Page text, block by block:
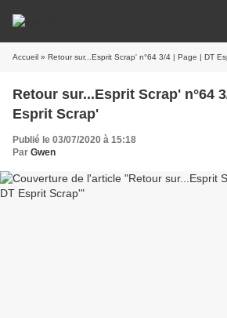
Accueil » Retour sur...Esprit Scrap' n°64 3/4 | Page | DT
Retour sur...Esprit Scrap' n°64
Esprit Scrap'
Publié le 03/07/2020 à 15:18
Par Gwen